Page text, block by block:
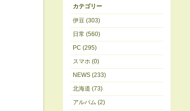
カテゴリー
伊豆 (303)
日常 (560)
PC (295)
スマホ (0)
NEWS (233)
北海道 (73)
アルバム (2)